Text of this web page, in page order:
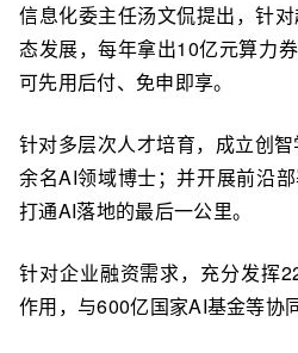
信息化委主任汤文侃提出，针
态发展，每年拿出10亿元算力
可先用后付、免申即享。
针对多层次人才培育，成立创
余名AI领域博士；并开展前沿
打通AI落地的最后一公里。
针对企业融资需求，充分发挥
作用，与600亿国家AI基金等协